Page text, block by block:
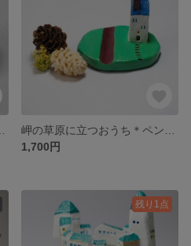
1,700円
残り1点